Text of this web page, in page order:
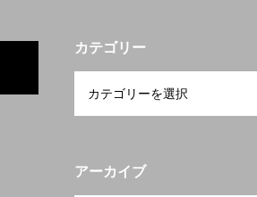
カテゴリー
アーカイブ